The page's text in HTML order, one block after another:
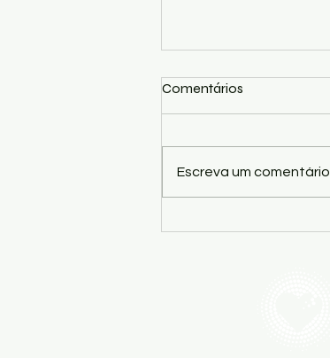
Comentários
Escreva um comentário